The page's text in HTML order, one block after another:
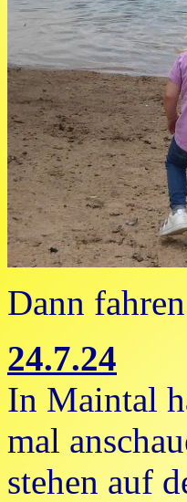
Dann
24.7.24
In Maintal
mal
stehen auf